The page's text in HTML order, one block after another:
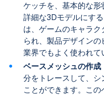
ケッチを、基本的な
詳細な3Dモデルにす
は、ゲームのキャラ
られ、製品デザイン
業界でもよく使われて
ベースメッシュの作成
分をトレースして、
ことができます。こ